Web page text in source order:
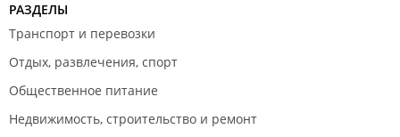
РАЗДЕЛЫ
Транспорт и перевозки
Отдых, развлечения, спорт
Общественное питание
Недвижимость, строительство и ремонт